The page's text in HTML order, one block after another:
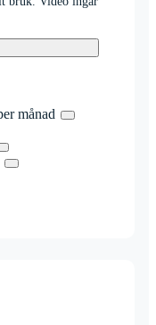
månad